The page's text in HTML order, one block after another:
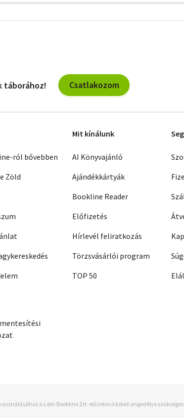
szűrők
táborához! Csatlakozom
ról bővebben
Zöld
Mit kínálunk
AI Könyvajánló
Ajándékkártyák
Bookline Reader
Előfizetés
Hírlevél feliratkozás
Törzsvásárlói program
TOP 50
a Libri-Bookline Zrt. előzetes írásbeli engedélye szükséges.